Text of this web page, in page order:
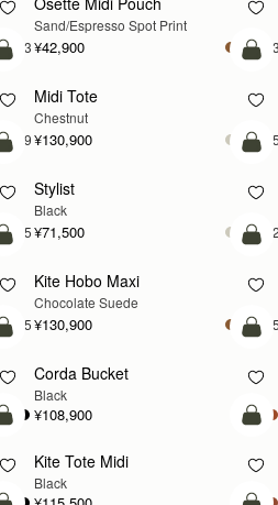
+3
Sand/Espresso Spot Print
¥42,900
カートに追加
+9
カ
Midi Tote
Chestnut
¥130,900
カートに追加
+5
カ
Stylist
Black
¥71,500
カートに追加
+5
カ
Kite Hobo Maxi
Chocolate Suede
¥130,900
カートに追加
カ
Corda Bucket
Black
¥108,900
カートに追加
カ
Kite Tote Midi
Black